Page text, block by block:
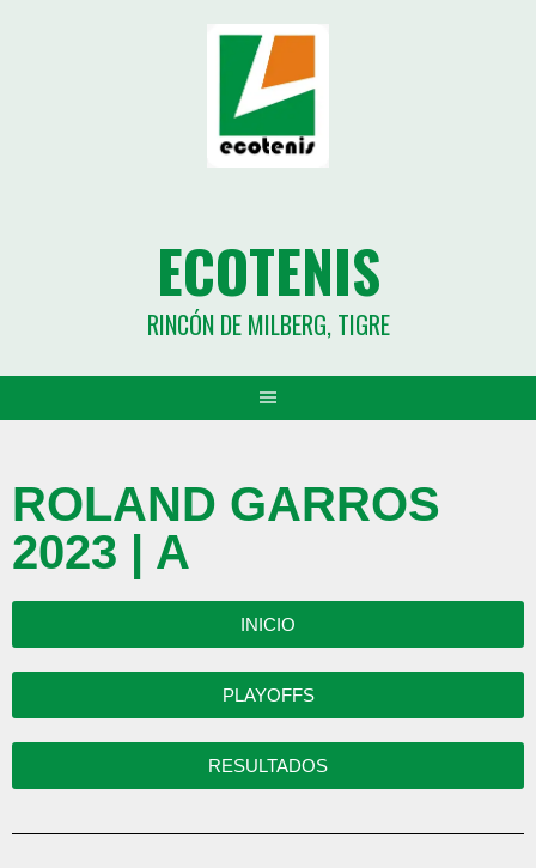
ECOTENIS
RINCÓN DE MILBERG, TIGRE
ROLAND GARROS
2023 | A
INICIO
PLAYOFFS
RESULTADOS